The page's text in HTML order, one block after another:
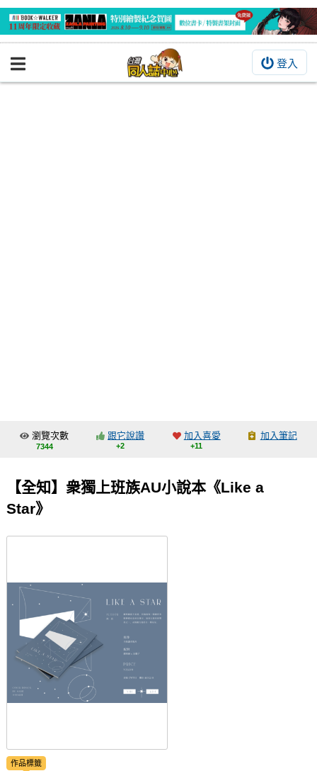
登入
BOOKY書集倉庫
交流中心
會員功能選單
瀏覽次數
7344
跟它說讚
+2
加入喜愛
+11
加入筆記
【全知】衆獨上班族AU小說本《Like a
Star》
作品標籤